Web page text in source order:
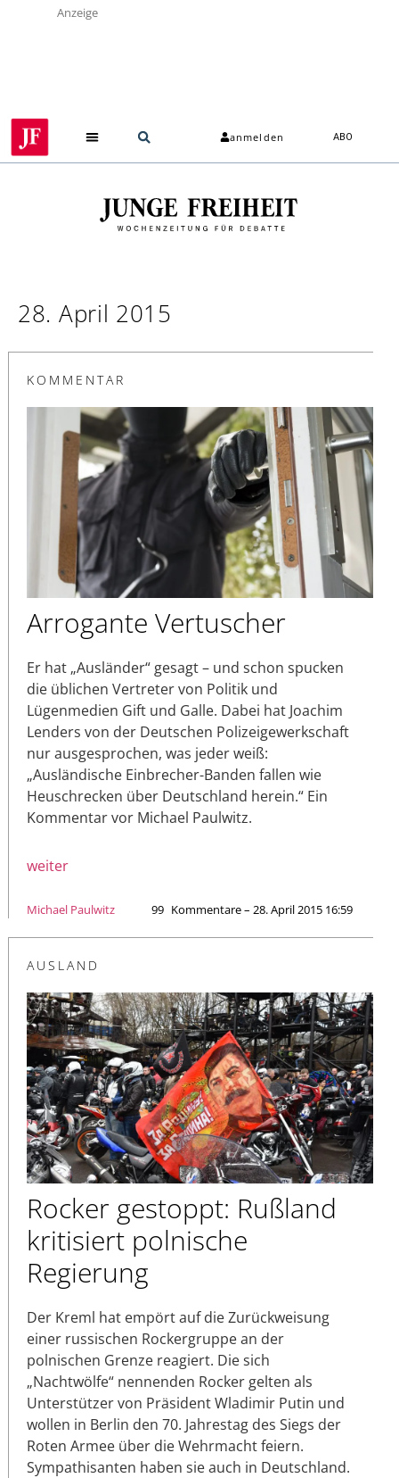
Anzeige
anmelden ABO
28. April 2015
KOMMENTAR
Arrogante Vertuscher
Er hat „Ausländer“ gesagt – und schon spucken
die üblichen Vertreter von Politik und
Lügenmedien Gift und Galle. Dabei hat Joachim
Lenders von der Deutschen Polizeigewerkschaft
nur ausgesprochen, was jeder weiß:
„Ausländische Einbrecher-Banden fallen wie
Heuschrecken über Deutschland herein.“ Ein
Kommentar vor Michael Paulwitz.
weiter
Michael Paulwitz 99 Kommentare – 28. April 2015 16:59
AUSLAND
Rocker gestoppt: Rußland
kritisiert polnische
Regierung
Der Kreml hat empört auf die Zurückweisung
einer russischen Rockergruppe an der
polnischen Grenze reagiert. Die sich
„Nachtwölfe“ nennenden Rocker gelten als
Unterstützer von Präsident Wladimir Putin und
wollen in Berlin den 70. Jahrestag des Siegs der
Roten Armee über die Wehrmacht feiern.
Sympathisanten haben sie auch in Deutschland.